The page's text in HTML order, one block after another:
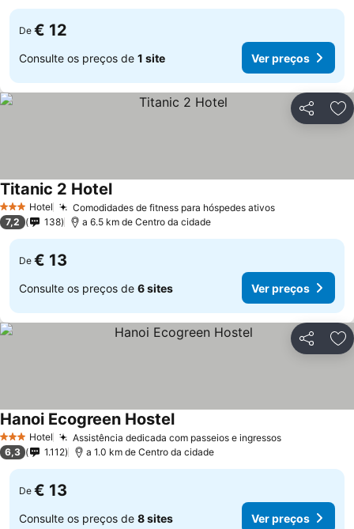
De € 12
Consulte os preços de 1 site Ver preços
Partilhar
3 EstrelasHotel Comodidades de fitness para hóspedes ativosVer preços
Titanic 2 HotelVer preços
7,2 138 a 6.5 km de Centro da cidade
De € 13
Consulte os preços de 6 sites Ver preços
Partilhar
3 EstrelasHotel Assistência dedicada com passeios e ingressosVer preços
Hanoi Ecogreen HostelVer preços
6,3 1.112 a 1.0 km de Centro da cidade
De € 13
Consulte os preços de 8 sites Ver preços